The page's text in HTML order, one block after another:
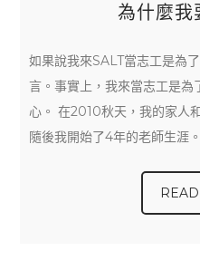
為什麼我
如果說我來SALT當志工是為
言。事實上，我來當志工是為
心。 在2010秋天，我的家人
隨後我開始了4年的老師生涯